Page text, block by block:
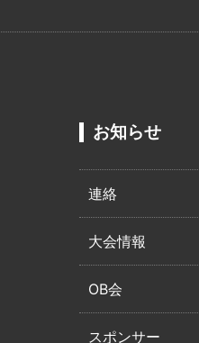
お知らせ
連絡
大会情報
OB会
スポンサー